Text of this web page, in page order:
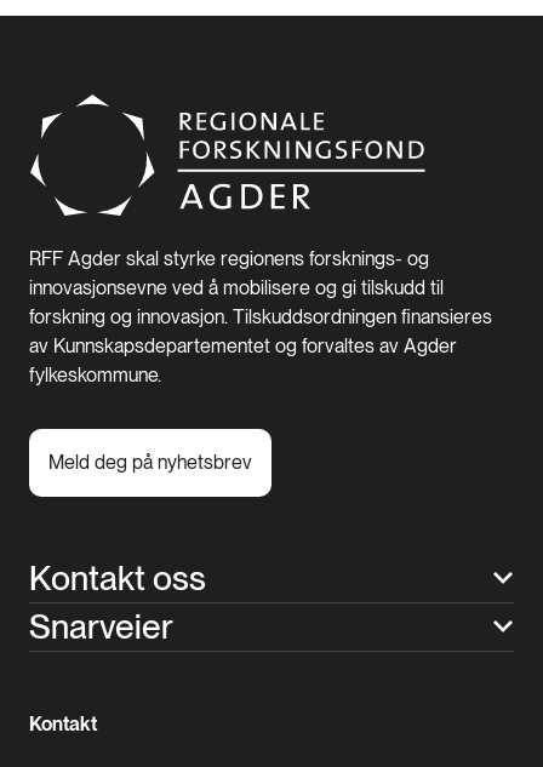
RFF Agder skal styrke regionens forsknings- og
innovasjonsevne ved å mobilisere og gi tilskudd til
forskning og innovasjon. Tilskuddsordningen finansieres
av Kunnskapsdepartementet og forvaltes av Agder
fylkeskommune.
Meld deg på nyhetsbrev
Kontakt oss
Snarveier
Kontakt